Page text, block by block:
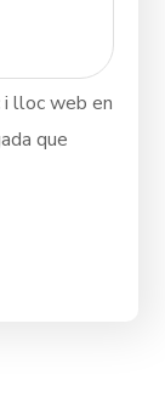
i lloc web en
que